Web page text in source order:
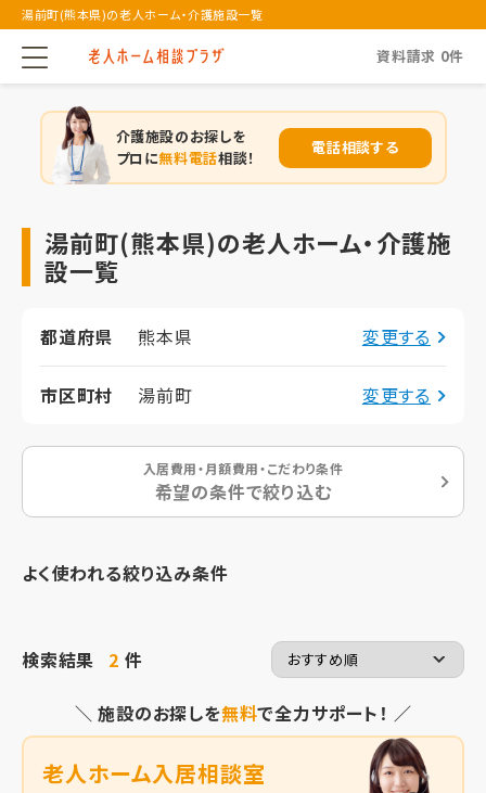
湯前町(熊本県)の老人ホーム・介護施設一覧
資料請求 0件
介護施設のお探しを
プロに無料電話相談！
電話相談する
湯前町(熊本県)の老人ホーム・介護施
設一覧
都道府県 熊本県 変更する
市区町村 湯前町 変更する
入居費用・月額費用・こだわり条件
希望の条件で絞り込む
よく使われる絞り込み条件
検索結果 2 件
＼ 施設のお探しを無料で全力サポート！ ／
老人ホーム入居相談室